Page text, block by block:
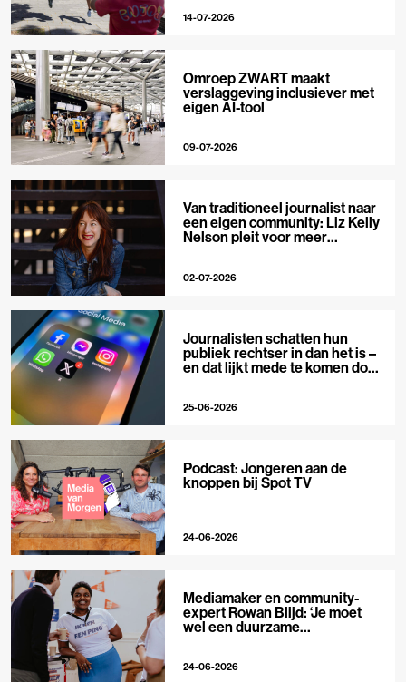
14-07-2026
Omroep ZWART maakt
verslaggeving inclusiever met
eigen AI-tool
09-07-2026
Van traditioneel journalist naar
een eigen community: Liz Kelly
Nelson pleit voor meer
02-07-2026
Journalisten schatten hun
publiek rechtser in dan het is –
en dat lijkt mede te komen door
25-06-2026
Podcast: Jongeren aan de
knoppen bij Spot TV
24-06-2026
Mediamaker en community-
expert Rowan Blijd: ‘Je moet
wel een duurzame
24-06-2026